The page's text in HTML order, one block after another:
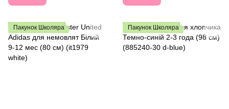
Пакунок Школяра Пакунок Школяра